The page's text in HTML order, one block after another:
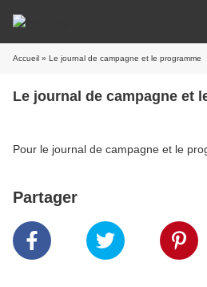
Accueil » Le journal de campagne et le programme
Le journal de campagne et
Pour le journal de campagne et le
Partager